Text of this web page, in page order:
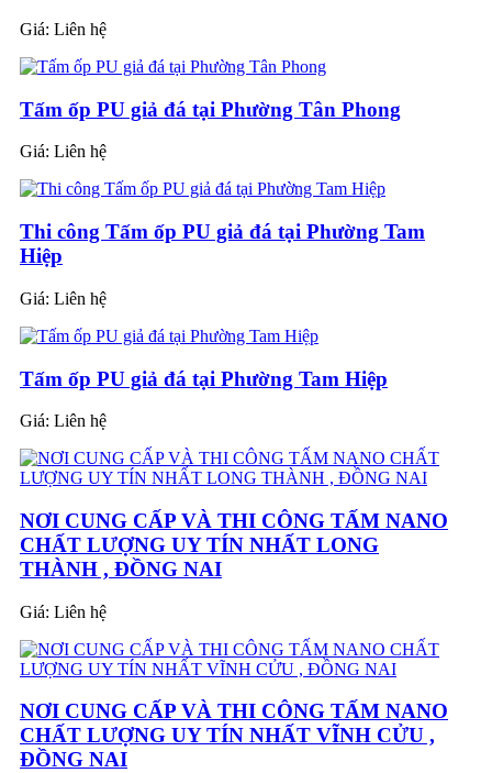
Giá: Liên hệ
Tấm ốp PU giả đá tại Phường Tân Phong
Giá: Liên hệ
Thi công Tấm ốp PU giả đá tại Phường Tam
Hiệp
Giá: Liên hệ
Tấm ốp PU giả đá tại Phường Tam Hiệp
Giá: Liên hệ
NƠI CUNG CẤP VÀ THI CÔNG TẤM NANO
CHẤT LƯỢNG UY TÍN NHẤT LONG
THÀNH , ĐỒNG NAI
Giá: Liên hệ
NƠI CUNG CẤP VÀ THI CÔNG TẤM NANO
CHẤT LƯỢNG UY TÍN NHẤT VĨNH CỬU ,
ĐỒNG NAI